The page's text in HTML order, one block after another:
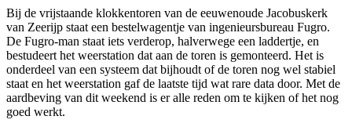
Bij de vrijstaande klokkentoren van de eeuwenoude Jacobuskerk
van Zeerijp staat een bestelwagentje van ingenieursbureau Fugro.
De Fugro-man staat iets verderop, halverwege een laddertje, en
bestudeert het weerstation dat aan de toren is gemonteerd. Het is
onderdeel van een systeem dat bijhoudt of de toren nog wel stabiel
staat en het weerstation gaf de laatste tijd wat rare data door. Met de
aardbeving van dit weekend is er alle reden om te kijken of het nog
goed werkt.